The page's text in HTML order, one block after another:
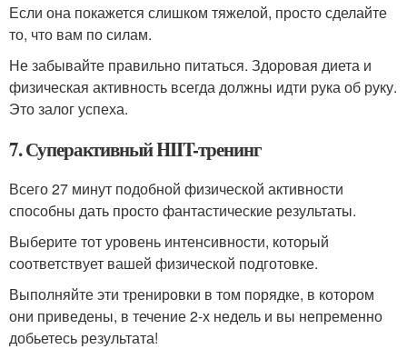
Если она покажется слишком тяжелой, просто сделайте
то, что вам по силам.
Не забывайте правильно питаться. Здоровая диета и
физическая активность всегда должны идти рука об руку.
Это залог успеха.
7. Суперактивный HIIT-тренинг
Всего 27 минут подобной физической активности
способны дать просто фантастические результаты.
Выберите тот уровень интенсивности, который
соответствует вашей физической подготовке.
Выполняйте эти тренировки в том порядке, в котором
они приведены, в течение 2-х недель и вы непременно
добьетесь результата!